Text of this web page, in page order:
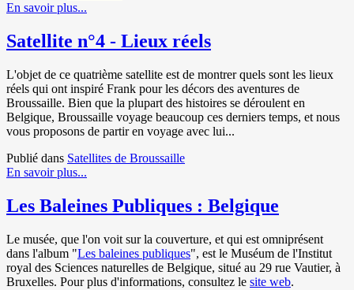
En savoir plus...
Satellite n°4 - Lieux réels
L'objet de ce quatrième satellite est de montrer quels sont les lieux
réels qui ont inspiré Frank pour les décors des aventures de
Broussaille. Bien que la plupart des histoires se déroulent en
Belgique, Broussaille voyage beaucoup ces derniers temps, et nous
vous proposons de partir en voyage avec lui...
Publié dans Satellites de Broussaille
En savoir plus...
Les Baleines Publiques : Belgique
Le musée, que l'on voit sur la couverture, et qui est omniprésent
dans l'album "Les baleines publiques", est le Muséum de l'Institut
royal des Sciences naturelles de Belgique, situé au 29 rue Vautier, à
Bruxelles. Pour plus d'informations, consultez le site web.